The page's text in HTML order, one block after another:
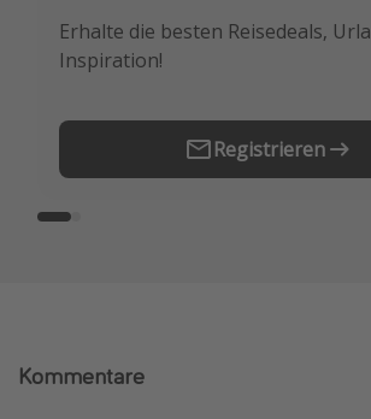
Erhalte die besten Reisedeals,
Inspiration!
Registrieren
Buche die besten
Erstes.
Kommentare